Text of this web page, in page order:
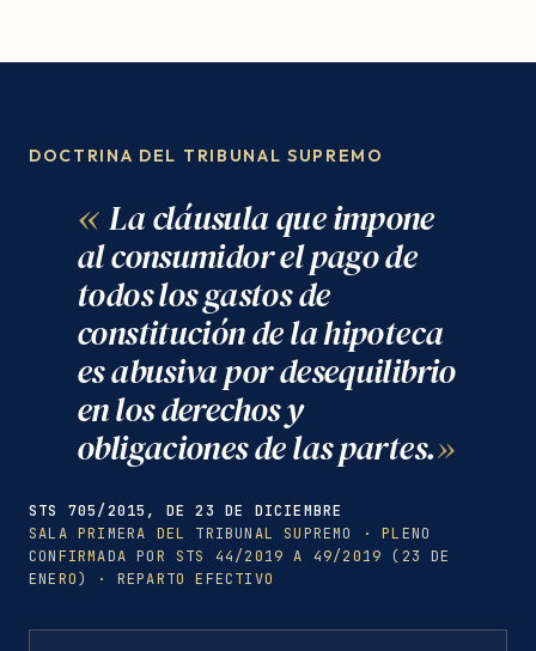
DOCTRINA DEL TRIBUNAL SUPREMO
La cláusula que impone
al consumidor el pago de
todos los gastos de
constitución de la hipoteca
es abusiva por desequilibrio
en los derechos y
obligaciones de las partes.
STS 705/2015, DE 23 DE DICIEMBRE
SALA PRIMERA DEL TRIBUNAL SUPREMO · PLENO
CONFIRMADA POR STS 44/2019 A 49/2019 (23 DE
ENERO) · REPARTO EFECTIVO